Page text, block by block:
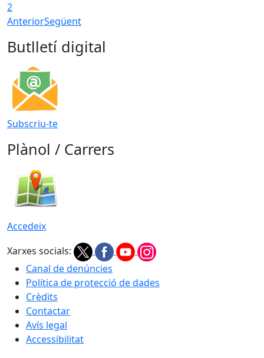
2
AnteriorSegüent
Butlletí digital
Subscriu-te
Plànol / Carrers
Accedeix
Xarxes socials:
Canal de denúncies
Política de protecció de dades
Crèdits
Contactar
Avís legal
Accessibilitat